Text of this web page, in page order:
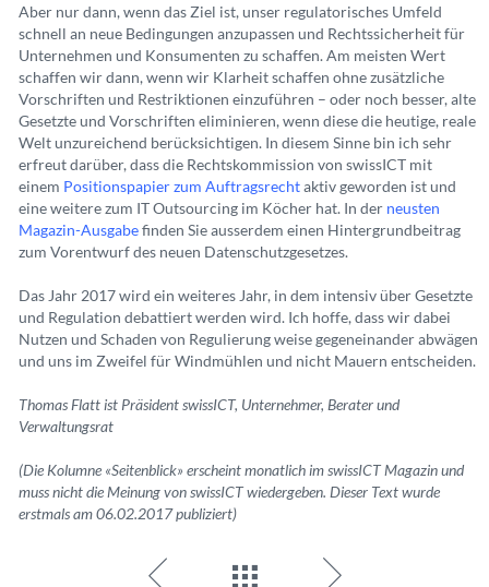
Aber nur dann, wenn das Ziel ist, unser regulatorisches Umfeld
schnell an neue Bedingungen anzupassen und Rechtssicherheit für
Unternehmen und Konsumenten zu schaffen. Am meisten Wert
schaffen wir dann, wenn wir Klarheit schaffen ohne zusätzliche
Vorschriften und Restriktionen einzuführen – oder noch besser, alte
Gesetzte und Vorschriften eliminieren, wenn diese die heutige, reale
Welt unzureichend berücksichtigen. In diesem Sinne bin ich sehr
erfreut darüber, dass die Rechtskommission von swissICT mit
einem Positionspapier zum Auftragsrechtaktiv geworden ist und
eine weitere zum IT Outsourcing im Köcher hat. In der neusten
Magazin-Ausgabefinden Sie ausserdem einen Hintergrundbeitrag
zum Vorentwurf des neuen Datenschutzgesetzes.
Das Jahr 2017 wird ein weiteres Jahr, in dem intensiv über Gesetzte
und Regulation debattiert werden wird. Ich hoffe, dass wir dabei
Nutzen und Schaden von Regulierung weise gegeneinander abwägen
und uns im Zweifel für Windmühlen und nicht Mauern entscheiden.
Thomas Flatt ist Präsident swissICT, Unternehmer, Berater und
Verwaltungsrat
(Die Kolumne «Seitenblick» erscheint monatlich im swissICT Magazin und
muss nicht die Meinung von swissICT wiedergeben. Dieser Text wurde
erstmals am 06.02.2017 publiziert)